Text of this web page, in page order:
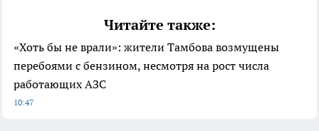
Читайте также:
«Хоть бы не врали»: жители Тамбова возмущены
перебоями с бензином, несмотря на рост числа
работающих АЗС
10:47